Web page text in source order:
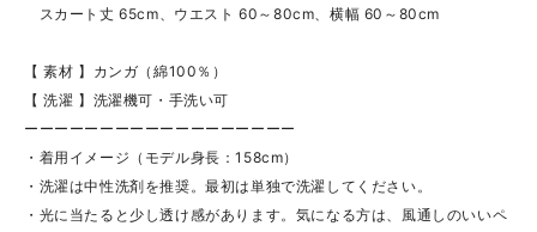
スカート丈 65cm、ウエスト 60～80cm、横幅 60～80cm
【 素材 】カンガ（綿100％）
【 洗濯 】洗濯機可・手洗い可
ーーーーーーーーーーーーーーーーーー
・着用イメージ（モデル身長：158cm）
・洗濯は中性洗剤を推奨。最初は単独で洗濯してください。
・光に当たると少し透け感があります。気になる方は、風通しのいいペ